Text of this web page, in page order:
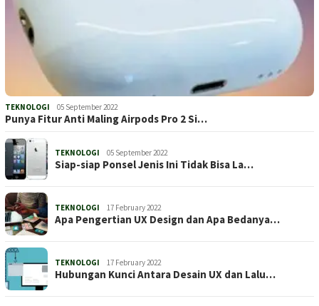
TEKNOLOGI 05 September 2022
Punya Fitur Anti Maling Airpods Pro 2 Si…
TEKNOLOGI 05 September 2022
Siap-siap Ponsel Jenis Ini Tidak Bisa La…
TEKNOLOGI 17 February 2022
Apa Pengertian UX Design dan Apa Bedanya…
TEKNOLOGI 17 February 2022
Hubungan Kunci Antara Desain UX dan Lalu…